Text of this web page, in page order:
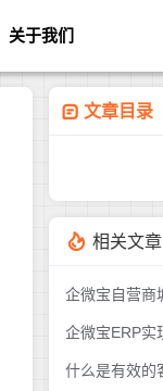
关于我们
文章目录
相关文章